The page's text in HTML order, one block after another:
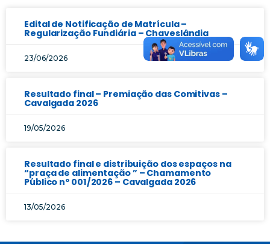
Edital de Notificação de Matrícula –
Regularização Fundiária – Chaveslândia
23/06/2026
Resultado final – Premiação das Comitivas –
Cavalgada 2026
19/05/2026
Resultado final e distribuição dos espaços na
“praça de alimentação ” – Chamamento
Público nº 001/2026 – Cavalgada 2026
13/05/2026